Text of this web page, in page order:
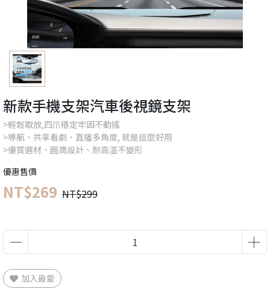
新款手機支架汽車後視鏡支架
>輕鬆取放,四爪穩定牢固不動搖
>導航、共享看劇、直播多角度, 就是這麼好用
>優質選材、圓潤設計、耐高温不變形
優惠售價
NT$269 NT$299
加入最愛